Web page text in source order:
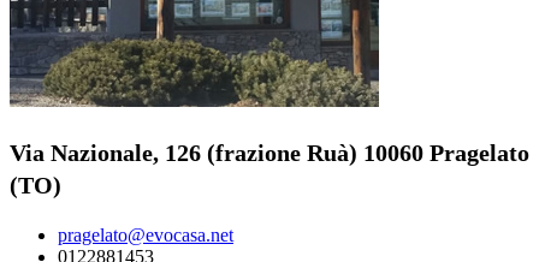
Via Nazionale, 126 (frazione Ruà) 10060 Pragelato
(TO)
pragelato@evocasa.net
0122881453